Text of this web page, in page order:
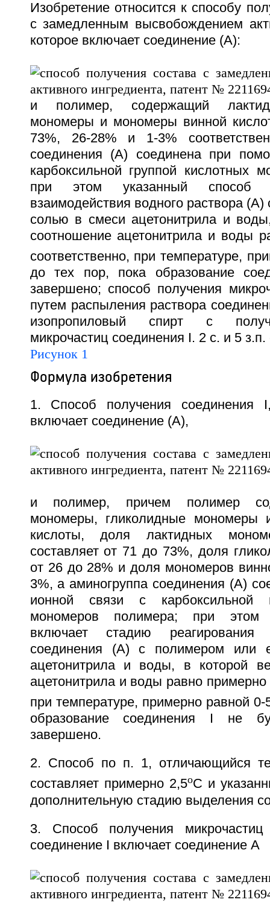
Изобретение относится к способу
с замедленным высвобождением
которое включает соединение (А):
и полимер, содержащий
мономеры и мономеры винной
73%, 26-28% и 1-3%
соединения (А) соединена при
карбоксильной группой кислотных
при этом указанный способ
взаимодействия водного раствора
солью в смеси ацетонитрила и
соотношение ацетонитрила и воды
соответственно, при температуре,
до тех пор, пока образование
завершено; способ получения
путем распыления раствора
изопропиловый спирт с
микрочастиц соединения I. 2 с. и 5
Рисунок 1
Формула изобретения
1. Способ получения соединения
включает соединение (А),
и полимер, причем полимер
мономеры, гликолидные мономеры
кислоты, доля лактидных
составляет от 71 до 73%, доля
от 26 до 28% и доля мономеров
3%, а аминогруппа соединения (А)
ионной связи с карбоксильной
мономеров полимера; при этом
включает стадию реагирования
соединения (А) с полимером или
ацетонитрила и воды, в которой
ацетонитрила и воды равно примерно
при температуре, примерно равной 0-
образование соединения I не
завершено.
2. Способ по п. 1, отличающийся
составляет примерно 2,5oС и
дополнительную стадию выделения
3. Способ получения
соединение I включает соединение А